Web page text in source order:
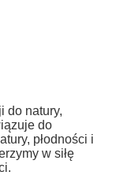
do natury,
do
płodności i
w siłę